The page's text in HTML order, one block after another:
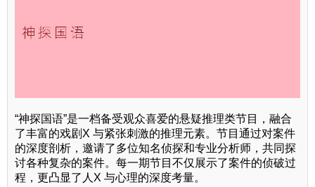
“神探国语”是一档备受观众喜爱的悬疑推理类节目，融合
了丰富的戏剧X 与紧张刺激的推理元素。节目通过对案件
的深度剖析，邀请了多位知名侦探和专业分析师，共同探
讨各种复杂的案件。每一期节目不仅展示了案件的侦破过
程，更凸显了人X 与心理的深度考量。